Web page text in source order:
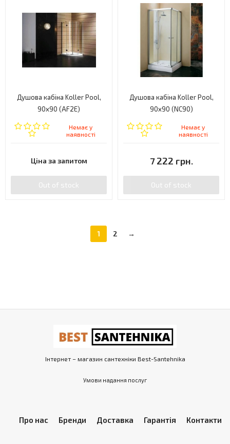
Душова кабіна Koller Pool,
90x90 (AF2E)
Немає у
наявності
Ціна за запитом
Out of stock
Душова кабіна Koller Pool,
90x90 (NC90)
Немає у
наявності
7 222 грн.
Out of stock
1 2 →
Інтернет – магазин сантехніки Best-Santehnika
Умови надання послуг
Про нас Бренди Доставка Гарантія Контакти